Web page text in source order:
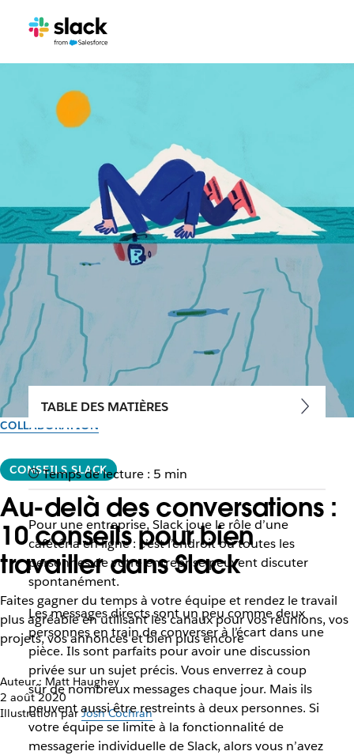
COLLABORATION
CONSEILS SLACK
Au-delà des conversations :
10 conseils pour bien
travailler dans Slack
Faites gagner du temps à votre équipe et rendez le travail
plus agréable en utilisant les canaux pour vos réunions, vos
projets, vos annonces et bien plus encore
Auteur : Matt Haughey
2 août 2020
Illustration parJosh Cochran
TABLE DES MATIÈRES
Temps de lecture : 5 min
Pour une entreprise, Slack joue le rôle d’une
cafétéria en ligne : c’est l’endroit où toutes les
personnes de votre entreprise peuvent discuter
spontanément.
Les messages directs sont un peu comme deux
personnes en train de converser à l’écart dans une
pièce. Ils sont parfaits pour avoir une discussion
privée sur un sujet précis. Vous enverrez à coup
sûr de nombreux messages chaque jour. Mais ils
peuvent aussi être restreints à deux personnes. Si
votre équipe se limite à la fonctionnalité de
messagerie individuelle de Slack, alors vous n’avez